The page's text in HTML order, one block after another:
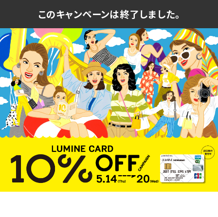
このキャンペーンは終了しました。